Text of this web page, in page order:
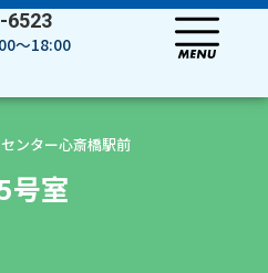
6523
～18:00
ンター心斎橋駅前
号室